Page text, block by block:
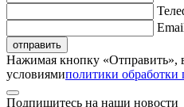
отправить
Нажимая кнопку «Отправить»,
условиямиполитики
Подпишитесь на наши новости